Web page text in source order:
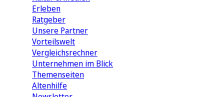
Erleben
Ratgeber
Unsere Partner
Vorteilswelt
Vergleichsrechner
Unternehmen im Blick
Themenseiten
Altenhilfe